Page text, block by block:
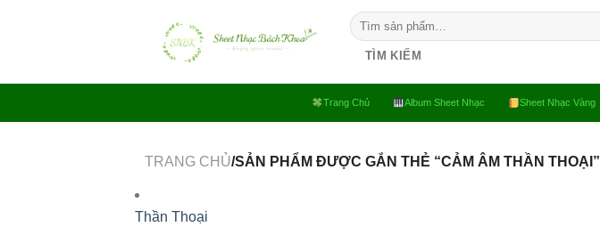
Tìm
kiếm:
TÌM KIẾM
Trang Chủ Album Sheet Nhạc Sheet Nhạc Vàng
TRANG CHỦ/SẢN PHẨM ĐƯỢC GẮN THẺ “CẢM ÂM THẦN THOẠI”
Thần Thoại